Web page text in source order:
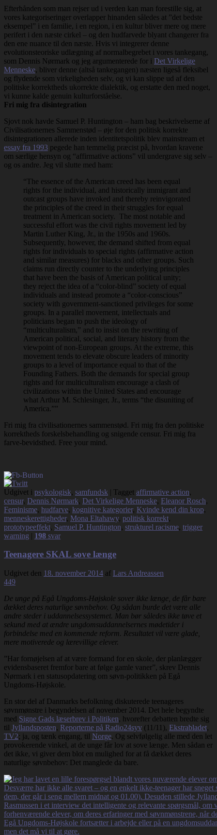
Efterhånden som man rejser ud i verden kan man forestille sig, at
vores kategoriseringer overlapper hinanden således at ”det bedste
eksempel” i en familie, i en region, i en kultur bliver mere og mere
perifert i den næste cirkel – og den hudfarvede blyant changerer fra
den ene nuance til den næste. Hvis vi integrerer denne
evolutionsteoriske udlægning af normalbegrebet i vores tankegang,
som Dennis Nørmark og jeg argumenterede for i Det Virkelige
Menneske, bliver denne (altså tankegangen) næsten ligeså fleksibel
og flydende som virkeligheden selv, og vi kan slippe ud af den
politiske korrektheds ukorrekte dialektik, og erstatte den med noget,
vi kunne kalde genuin kulturforståelse.
Fri mig fra disintegration
Sjovt nok havde Samuel P. Huntington – ham bag beskrivelserne af
Civilisationernes Sammenstød – øje for den politisk korrekte
disintegrationen allerede inden identitetspolitik blev mainstream et
essay fra 1993 pegede han temmelig præcist på, hvordan kravene
om særlige hensyn og “affirmative actions” vil undergrave sig selv –
og os andre. Jeg vil slutte med ham:
“The essence of the American creed has been equal
rights for the individual, and historically immigrant and
outcast groups have invoked and thereby reinvigorated
the principles of the creed in their struggles for equal
treatment in American society. The most notable and
successful effort was the civil rights movement led by
Martin Luther King, Jr., in the 1950s and 1960s.
Subsequently, however, the demand shifted from equal
rights for individuals to special rights (affirmative action
and similar measures) for blacks and other groups. Such
claims run directly counter to the underlying principles
that have been the basis of American political unity;
they reject the idea of a “color-blind” society of equal
individuals and instead promote a “color-conscious”
society with government-sanctioned privileges for some
groups. In a parallel movement, intellectuals and
politicians began to push the ideology of
“multiculturalism,” and to insist on the rewriting of
American political, social, and literary history from the
viewpoint of non-European groups. At the extreme, this
movement tends to elevate obscure leaders of minority
groups to a level of importance equal to that of the
Founding Fathers. Both the demands for special group
rights and for multiculturalism encourage a clash of
civilizations within the United States and encourage
what Arthur M. Schlesinger, Jr., terms “the disuniting of
America.””
Fri mig fra civilisationernes sammenstød. Fri mig fra den politiske
korrektheds forskelsbehandling og snigende censur. Fri mig fra
farve-bevidsthed. Free your mind.
Udgivet i psykologisk, samfundsk | Tagget affirmative action,
censur, Dennis Nørmark, Det Virkelige Menneske, Eleanor Rosch,
Feminisme, hudfarve, kognitive kategorier, Kvinde kend din krop,
menneskerettigheder, Mona Eltahawy, politisk korrekt,
prototypeeffekt, Samuel P. Huntington, strukturel racisme, trigger
warning | 198 svar
Teenagere SKAL sove længe
Udgivet den 18. november 2014 af Lars Andreassen
449
De unge på Egå Ungdoms-Højskole sover ikke længe, de får bare
dækket deres naturlige søvnbehov. Og sådan burde det være alle
andre steder i uddannelsessystemet. Man bør således ikke tøve et
sekund med at ændre ungdomsuddannelsernes mødetider i
forbindelse med en kommende reform. Resultatet vil være glade,
mere motiverede og lærevillige elever.
”Har fornøjelsen af at være formand for en skole, der planlægger
evidensbaseret fremfor bare at følge gamle vaner”, skrev Dennis
Nørmark i en statusopdatering om søvn-politikken på Egå
Ungdoms-Højskole.
En stor del af Danmarks befolkning diskuterede teenageres
søvnmønstre i begyndelsen af november 2014. Det hele begyndte
med Signe Gads læserbrev i Politiken, hvorefter debatten bredte sig
til Jyllandsposten, Reporterne på Radio24syv (11/11), Ekstrabladet,
TV2; ja, og tænk engang, til Norge. Og selvfølgelig alle med den let
provokerende vinkel, at de unge får lov at sove længe. Men sådan er
det ikke, vi giver dem blot en mulighed for at få dækket deres
naturlige søvnbehov: Det manglede da bare.